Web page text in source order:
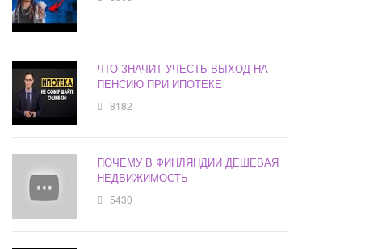
ЧТО ЗНАЧИТ УЧЕСТЬ ВЫХОД НА
ПЕНСИЮ ПРИ ИПОТЕКЕ
8182
ПОЧЕМУ В ФИНЛЯНДИИ ДЕШЕВАЯ
НЕДВИЖИМОСТЬ
5430